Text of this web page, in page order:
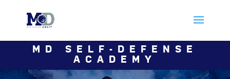
MD SELF-DEFENSE
ACADEMY